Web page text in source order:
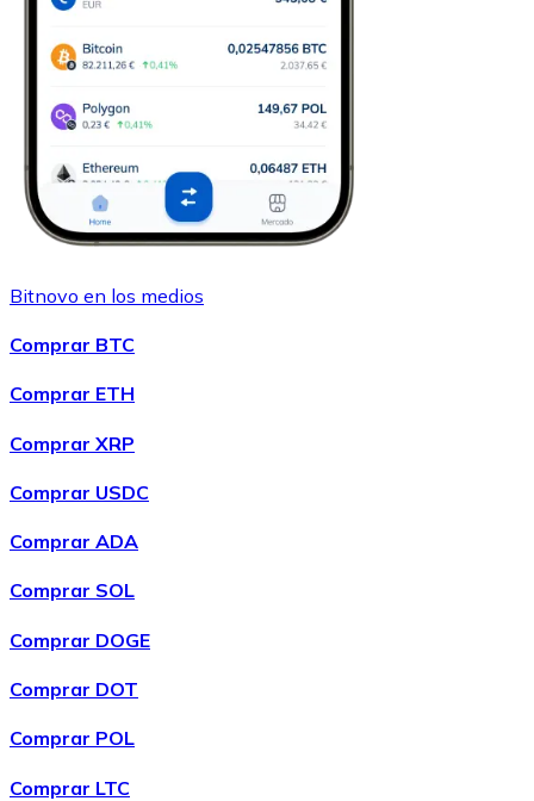
Bitnovo en los medios
Comprar BTC
Comprar ETH
Comprar XRP
Comprar USDC
Comprar ADA
Comprar SOL
Comprar DOGE
Comprar DOT
Comprar POL
Comprar LTC